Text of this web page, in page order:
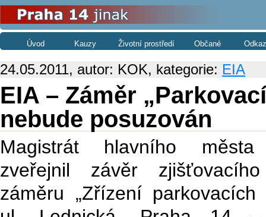
Úvod Kauzy Životní prostředí Občané
24.05.2011, autor: KOK, kategorie: EIA
EIA – Záměr
nebude posuzován
Magistrát hlavního
zveřejnil závěr
záměru „Zřízení